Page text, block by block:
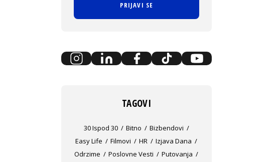
PRIJAVI SE
TAGOVI
30 Ispod 30 Bitno
Bizbendovi
Easy Life
Filmovi HR
Izjava Dana
Odrzime
Poslovne Vesti
Putovanja